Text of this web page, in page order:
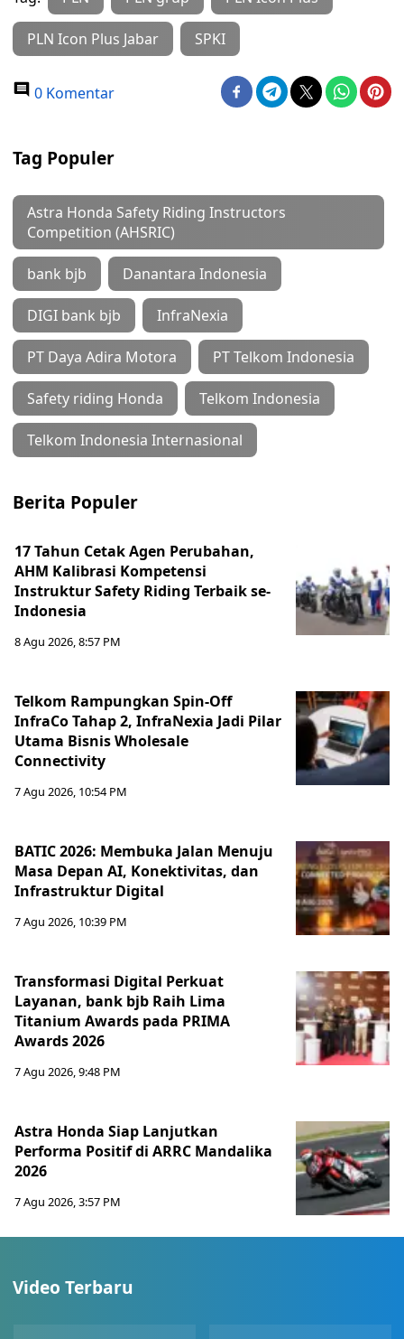
PLN Icon Plus Jabar SPKI
0 Komentar
Tag Populer
Astra Honda Safety Riding Instructors
Competition (AHSRIC)
bank bjb Danantara Indonesia
DIGI bank bjb InfraNexia
PT Daya Adira Motora PT Telkom Indonesia
Safety riding Honda Telkom Indonesia
Telkom Indonesia Internasional
Berita Populer
17 Tahun Cetak Agen Perubahan,
AHM Kalibrasi Kompetensi
Instruktur Safety Riding Terbaik se-
Indonesia
8 Agu 2026, 8:57 PM
Telkom Rampungkan Spin-Off
InfraCo Tahap 2, InfraNexia Jadi Pilar
Utama Bisnis Wholesale
Connectivity
7 Agu 2026, 10:54 PM
BATIC 2026: Membuka Jalan Menuju
Masa Depan AI, Konektivitas, dan
Infrastruktur Digital
7 Agu 2026, 10:39 PM
Transformasi Digital Perkuat
Layanan, bank bjb Raih Lima
Titanium Awards pada PRIMA
Awards 2026
7 Agu 2026, 9:48 PM
Astra Honda Siap Lanjutkan
Performa Positif di ARRC Mandalika
2026
7 Agu 2026, 3:57 PM
Video Terbaru